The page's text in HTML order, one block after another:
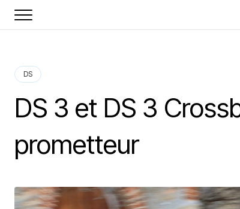
DS
DS 3 et DS 3
prometteur